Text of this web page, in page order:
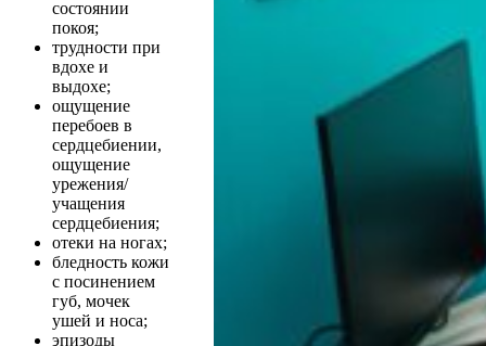
состоянии
покоя;
трудности при
вдохе и
выдохе;
ощущение
перебоев в
сердцебиении,
ощущение
урежения/
учащения
сердцебиения;
отеки на ногах;
бледность кожи
с посинением
губ, мочек
ушей и носа;
эпизоды